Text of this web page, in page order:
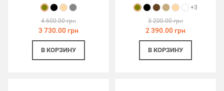
4 600.00 грн
3 730.00 грн
В КОРЗИНУ
+3
3 200.00 грн
2 390.00 грн
В КОРЗИНУ